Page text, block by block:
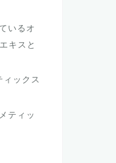
いるオ
キスと
ックス
ティッ